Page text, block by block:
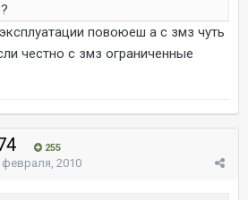
повоюеш а с змз чуть
честно с змз ограниченные
255
февраля, 2010